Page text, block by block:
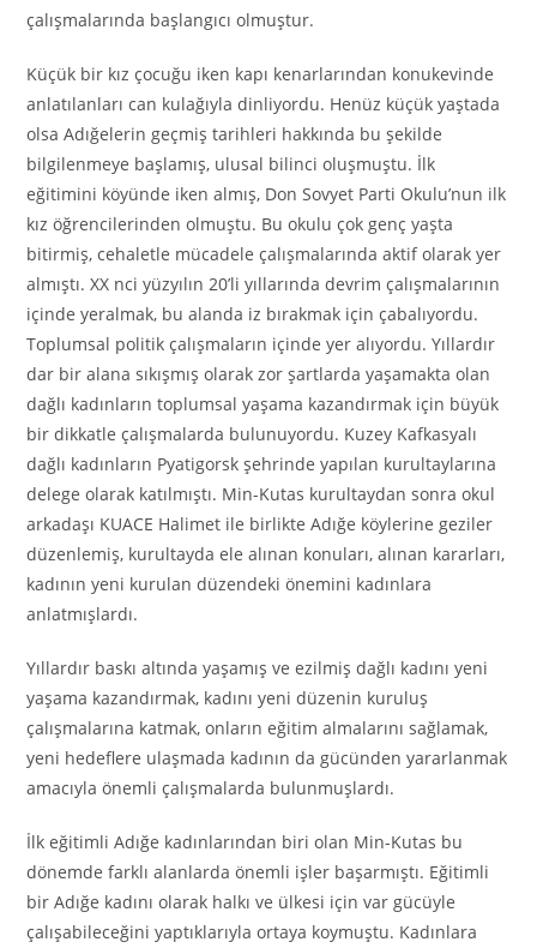
çalışmalarında başlangıcı olmuştur.
Küçük bir kız çocuğu iken kapı kenarlarından konukevinde
anlatılanları can kulağıyla dinliyordu. Henüz küçük yaştada
olsa Adığelerin geçmiş tarihleri hakkında bu şekilde
bilgilenmeye başlamış, ulusal bilinci oluşmuştu. İlk
eğitimini köyünde iken almış, Don Sovyet Parti Okulu’nun ilk
kız öğrencilerinden olmuştu. Bu okulu çok genç yaşta
bitirmiş, cehaletle mücadele çalışmalarında aktif olarak yer
almıştı. XX nci yüzyılın 20’li yıllarında devrim çalışmalarının
içinde yeralmak, bu alanda iz bırakmak için çabalıyordu.
Toplumsal politik çalışmaların içinde yer alıyordu. Yıllardır
dar bir alana sıkışmış olarak zor şartlarda yaşamakta olan
dağlı kadınların toplumsal yaşama kazandırmak için büyük
bir dikkatle çalışmalarda bulunuyordu. Kuzey Kafkasyalı
dağlı kadınların Pyatigorsk şehrinde yapılan kurultaylarına
delege olarak katılmıştı. Min-Kutas kurultaydan sonra okul
arkadaşı KUACE Halimet ile birlikte Adığe köylerine geziler
düzenlemiş, kurultayda ele alınan konuları, alınan kararları,
kadının yeni kurulan düzendeki önemini kadınlara
anlatmışlardı.
Yıllardır baskı altında yaşamış ve ezilmiş dağlı kadını yeni
yaşama kazandırmak, kadını yeni düzenin kuruluş
çalışmalarına katmak, onların eğitim almalarını sağlamak,
yeni hedeflere ulaşmada kadının da gücünden yararlanmak
amacıyla önemli çalışmalarda bulunmuşlardı.
İlk eğitimli Adığe kadınlarından biri olan Min-Kutas bu
dönemde farklı alanlarda önemli işler başarmıştı. Eğitimli
bir Adığe kadını olarak halkı ve ülkesi için var gücüyle
çalışabileceğini yaptıklarıyla ortaya koymuştu. Kadınlara